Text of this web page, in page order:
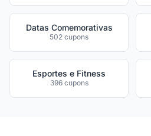
Datas Comemorativas
502 cupons
Esportes e Fitness
396 cupons